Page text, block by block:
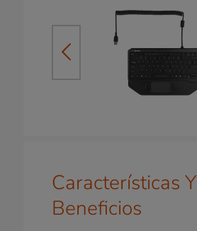
Características Y
Beneficios